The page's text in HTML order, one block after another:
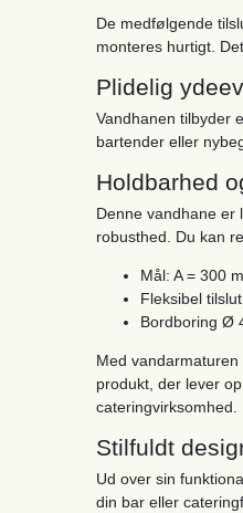
De medfølgende
monteres hurtigt.
Plidelig
Vandhanen tilbyder
bartender eller
Holdbarhed
Denne vandhane er
robusthed. Du kan
Mål: A = 300
Fleksibel
Bordboring Ø
Med
produkt, der lever
cateringvirksomhed.
Stilfuldt
Ud over sin
din bar eller